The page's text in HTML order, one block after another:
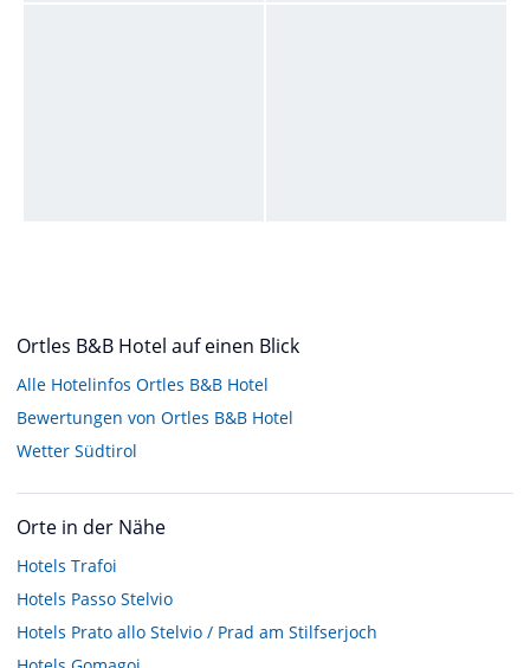
Ortles B&B Hotel auf einen Blick
Alle Hotelinfos Ortles B&B Hotel
Bewertungen von Ortles B&B Hotel
Wetter Südtirol
Orte in der Nähe
Hotels Trafoi
Hotels Passo Stelvio
Hotels Prato allo Stelvio / Prad am Stilfserjoch